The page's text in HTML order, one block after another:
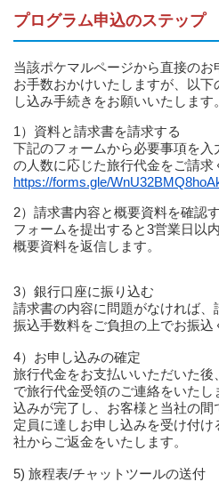
プログラム申込のステップ
当該ポケマルページから直接のお
お手数おかけいたしますが、以
し込み手続きをお願いいたします。
1）資料と請求書を請求する
下記のフォームから必要事項を
の人数に応じた旅行代金をご請求
https://forms.gle/
2）請求書内容と概要資料を確認
フォームを提出すると3営業日以
概要資料を返信します。
3）銀行口座に振り込む
請求書の内容に問題がなければ、
振込手数料をご負担の上でお振込
4）お申し込みの確定
旅行代金をお支払いいただいた
で旅行代金受領のご連絡をいた
込みが完了し、お客様と当社の間
定員に達しお申し込みを受け付
社からご返金をいたします。
5) 旅程表/チャットツールの送付